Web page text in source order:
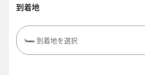
到着地
到着地を選択